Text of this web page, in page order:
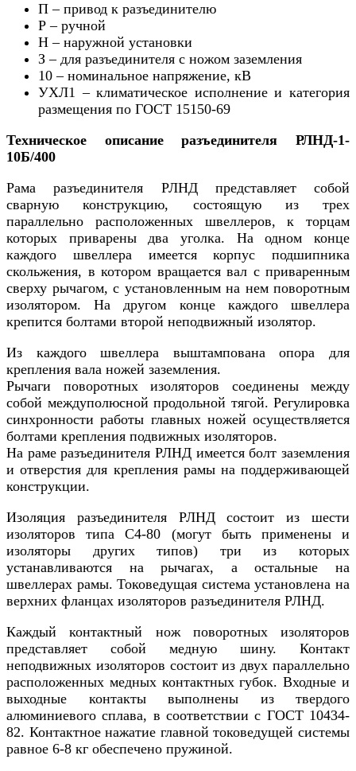
П – привод к разъединителю
Р – ручной
Н – наружной установки
З – для разъединителя с ножом заземления
10 – номинальное напряжение, кВ
УХЛ1 – климатическое исполнение и категория
размещения по ГОСТ 15150-69
Техническое описание разъединителя РЛНД-1-
10Б/400
Рама разъединителя РЛНД представляет собой
сварную конструкцию, состоящую из трех
параллельно расположенных швеллеров, к торцам
которых приварены два уголка. На одном конце
каждого швеллера имеется корпус подшипника
скольжения, в котором вращается вал с приваренным
сверху рычагом, с установленным на нем поворотным
изолятором. На другом конце каждого швеллера
крепится болтами второй неподвижный изолятор.
Из каждого швеллера выштампована опора для
крепления вала ножей заземления.
Рычаги поворотных изоляторов соединены между
собой междуполюсной продольной тягой. Регулировка
синхронности работы главных ножей осуществляется
болтами крепления подвижных изоляторов.
На раме разъединителя РЛНД имеется болт заземления
и отверстия для крепления рамы на поддерживающей
конструкции.
Изоляция разъединителя РЛНД состоит из шести
изоляторов типа С4-80 (могут быть применены и
изоляторы других типов) три из которых
устанавливаются на рычагах, а остальные на
швеллерах рамы. Токоведущая система установлена на
верхних фланцах изоляторов разъединителя РЛНД.
Каждый контактный нож поворотных изоляторов
представляет собой медную шину. Контакт
неподвижных изоляторов состоит из двух параллельно
расположенных медных контактных губок. Входные и
выходные контакты выполнены из твердого
алюминиевого сплава, в соответствии с ГОСТ 10434-
82. Контактное нажатие главной токоведущей системы
равное 6-8 кг обеспечено пружиной.